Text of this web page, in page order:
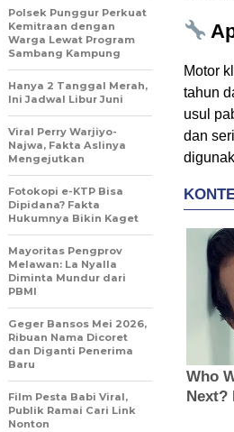
Motor
tahun
usul
dan
Polsek Punggur Perkuat
Kemitraan dengan
Warga Lewat Program
Sambang Kampung
Hanya 2 Tanggal Merah,
Ini Jadwal Libur Juni
Viral Perry Warjiyo-
Najwa, Fakta Aslinya
Mengejutkan
Fotokopi e-KTP Bisa
Dipidana? Fakta
Hukumnya Bikin Kaget
Mayoritas Pengprov
Melawan: La Nyalla
Diminta Mundur dari
PBMI
Geger Bansos Mei 2026,
Ribuan Nama Dicoret
dan Diganti Penerima
Baru
Film Pesta Babi Viral,
Publik Ramai Cari Link
Nonton